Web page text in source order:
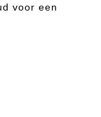
voor een